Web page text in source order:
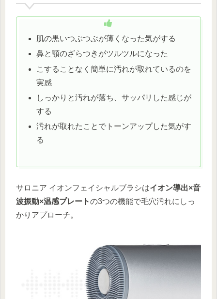
肌の黒いつぶつぶが薄くなった気がする
鼻と顎のざらつきがツルツルになった
こすることなく簡単に汚れが取れているのを
実感
しっかりと汚れが落ち、サッパリした感じが
する
汚れが取れたことでトーンアップした気がす
る
サロニア イオンフェイシャルブラシはイオン導出×音
波振動×温感プレートの3つの機能で毛穴汚れにしっ
かりアプローチ。